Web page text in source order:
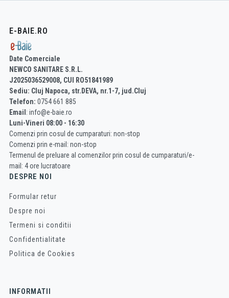
E-BAIE.RO
Date Comerciale
NEWCO SANITARE S.R.L.
J2025036529008, CUI RO51841989
Sediu: Cluj Napoca, str.DEVA, nr.1-7, jud.Cluj
Telefon: 0754 661 885
Email : info@e-baie.ro
Luni-Vineri 08:00 - 16:30
Comenzi prin cosul de cumparaturi: non-stop
Comenzi prin e-mail: non-stop
Termenul de preluare al comenzilor prin cosul de cumparaturi/e-
mail: 4 ore lucratoare
DESPRE NOI
Formular retur
Despre noi
Termeni si conditii
Confidentialitate
Politica de Cookies
INFORMATII